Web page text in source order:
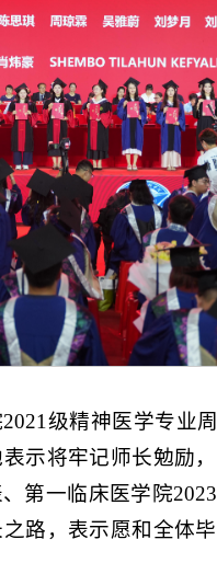
级精神医学专业
示将牢记师长勉励
第一临床医学院
路，表示愿和全体